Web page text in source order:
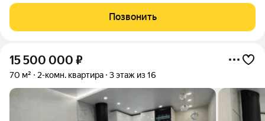
кухня- гостиная 24м2, в с тремя
Позвонить
15 500 000 ₽
70 м² 2-комн. квартира 3 этаж из 16